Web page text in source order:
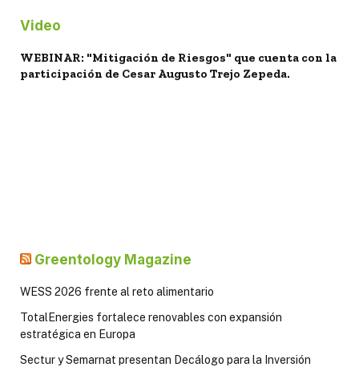
Video
WEBINAR: "Mitigación de Riesgos" que cuenta con la
participación de Cesar Augusto Trejo Zepeda.
Greentology Magazine
WESS 2026 frente al reto alimentario
TotalEnergies fortalece renovables con expansión
estratégica en Europa
Sectur y Semarnat presentan Decálogo para la Inversión